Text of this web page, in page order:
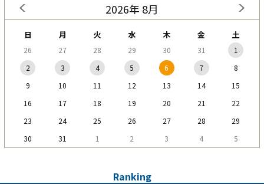
2026年 8月
日 月 火 水 木 金 土
26 27 28 29 30 31
1
2
3 4 5 6 7
8
9
10 11 12 13 14
15
16
17 18 19 20 21
22
23
24 25 26 27 28
29
30
31 1 2 3 4 5
Ranking